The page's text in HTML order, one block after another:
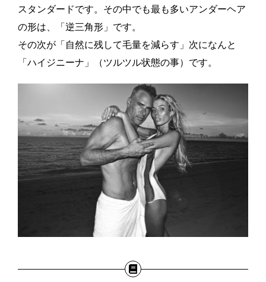
スタンダードです。その中でも最も多いアンダーヘア
の形は、「逆三角形」です。
その次が「自然に残して毛量を減らす」次になんと
「ハイジニーナ」（ツルツル状態の事）です。